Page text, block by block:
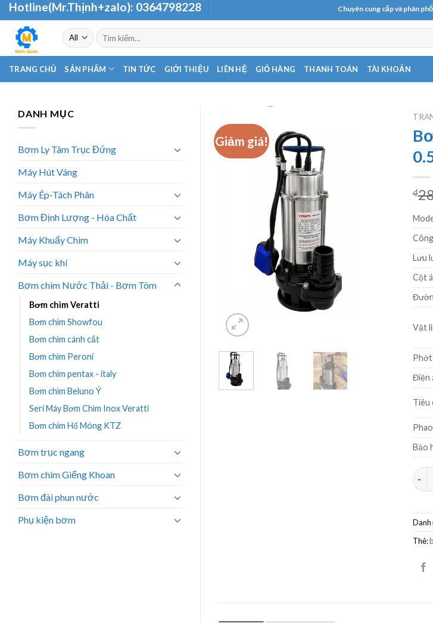
Skip
to
content
Hotline(Mr.Thịnh+zalo): 0364798228 Chuyên cung cấp và phân phối các
Tìm
kiếm:
TRANG CHỦ SẢN PHẨM TIN TỨC GIỚI THIỆU LIÊN HỆ GIỎ HÀNG THANH TOÁN TÀI KHOẢN
DANH MỤC
Bơm Ly Tâm Trục Đứng
Máy Hút Váng
Máy Ép-Tách Phân
Bơm Định Lượng - Hóa Chất
Máy Khuấy Chìm
Máy sục khí
Bơm chìm Nước Thải - Bơm Tõm
Bơm chìm Veratti
Bơm chìm Showfou
Bơm chìm cánh cắt
Bơm chìm Peroni
Bơm chìm pentax - italy
Bơm chìm Beluno Ý
Seri Máy Bơm Chìm Inox Veratti
Bơm chìm Hố Móng KTZ
Bơm trục ngang
Bơm chìm Giếng Khoan
Bơm đài phun nước
Phụ kiện bơm
Giảm giá!
₫
Lưu
Cột
Vật
Phớt
Điện
Tiêu
Bảo
Danh
Thẻ: